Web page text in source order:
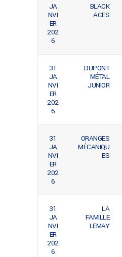
JA
NVI
ER
202
6
BLACK
ACES
31
JA
NVI
ER
202
6
DUPONT
MÉTAL
JUNIOR
31
JA
NVI
ER
202
6
ORANGES
MÉCANIQU
ES
31
JA
NVI
ER
202
6
LA
FAMILLE
LEMAY